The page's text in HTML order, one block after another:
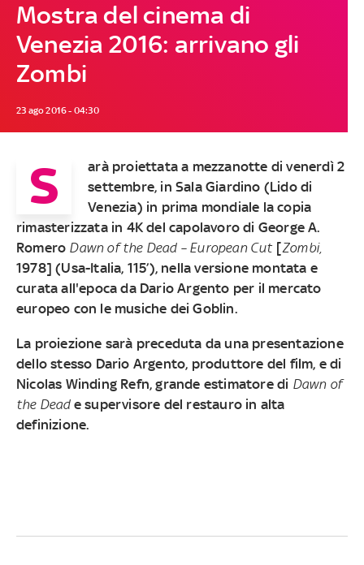
Mostra del cinema di
Venezia 2016: arrivano gli
Zombi
23 ago 2016 - 04:30
S arà proiettata a mezzanotte divenerdì 2
settembre, in Sala Giardino (Lido di
Venezia) in prima mondiale lacopia
rimasterizzata in 4Kdel capolavoro di George A.
Romero Dawn of the Dead – European Cut[Zombi,
1978] (Usa-Italia, 115’), nella versione montata e
curata all'epoca da Dario Argento per il mercato
europeo con le musiche dei Goblin.
La proiezione sarà preceduta da una presentazione
dello stesso Dario Argento, produttore del film, e di
Nicolas Winding Refn, grande estimatore di Dawn of
the Dead e supervisore del restauro in alta
definizione.